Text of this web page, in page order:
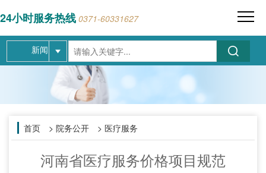
24小时服务热线 0371-60331627
新闻
首页 > 院务公开 > 医疗服务
河南省医疗服务价格项目规范